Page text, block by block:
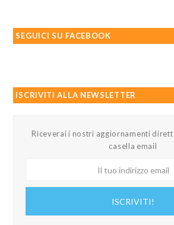
SEGUICI SU FACEBOOK
ISCRIVITI ALLA NEWSLETTER
Riceverai i nostri aggiornamenti
casella email
ISCRIVITI!